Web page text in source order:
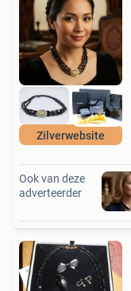
Zilverwebsite
Ook van deze
adverteerder